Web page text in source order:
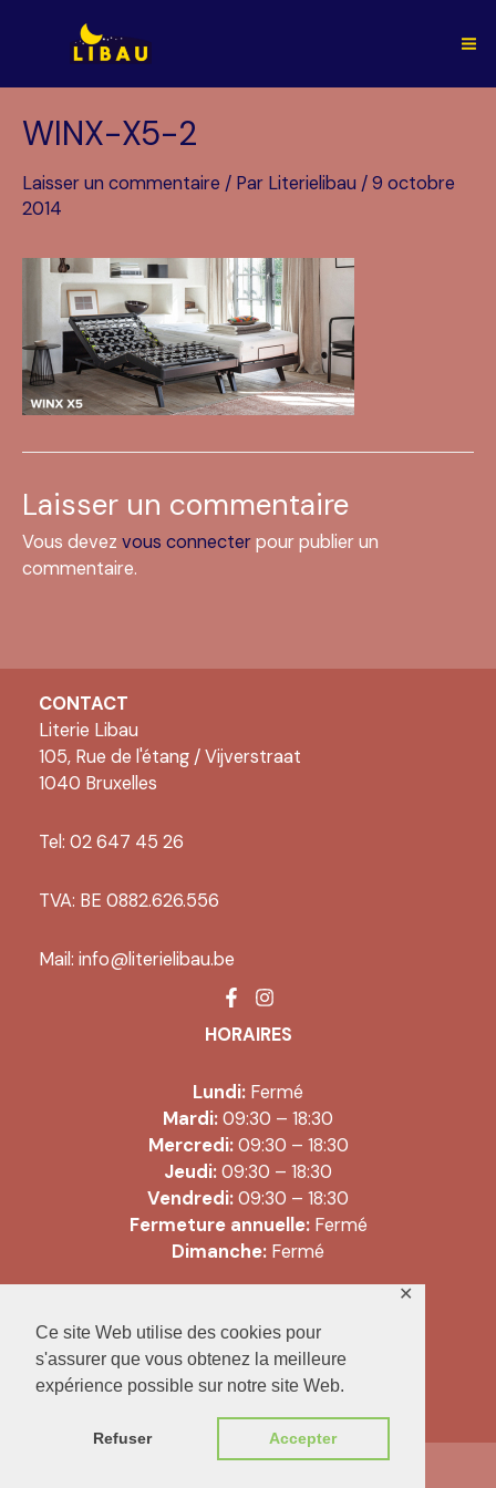
Ce site Web utilise des cookies pour
s'assurer que vous obtenez la meilleure
expérience possible sur notre site Web.
Refuser Accepter
✕
WINX-X5-2
Laisser un commentaire / Par Literielibau /9 octobre
2014
Laisser un commentaire
Vous devez vous connecterpour publier un
commentaire.
CONTACT
Literie Libau
105, Rue de l'étang / Vijverstraat
1040 Bruxelles
Tel: 02 647 45 26
TVA: BE 0882.626.556
Mail: info@literielibau.be
HORAIRES
Lundi: Fermé
Mardi:09:30 – 18:30
Mercredi: 09:30 – 18:30
Jeudi:09:30 – 18:30
Vendredi:09:30 – 18:30
Fermeture annuelle: Fermé
Dimanche: Fermé
Copyright © 2026 Literie Libau |
Conditions générales de vente